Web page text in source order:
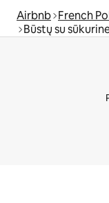
Airbnb French
Būstų su